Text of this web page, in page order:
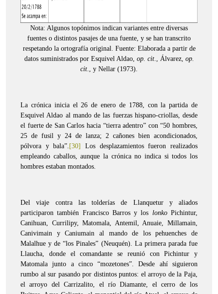
Nota: Algunos topónimos indican variantes entre diversas
fuentes o distintos pasajes de una fuente, y se han transcrito
respetando la ortografía original. Fuente: Elaborada a partir de
datos suministrados por Esquivel Aldao, op. cit., Álvarez, op.
cit., y Nellar (1973).
La crónica inicia el 26 de enero de 1788, con la partida de
Esquivel Aldao al mando de las fuerzas hispano-criollas, desde
el fuerte de San Carlos hacia “tierra adentro” con “50 hombres,
25 de fusil y 24 de lanza; 2 cañones bien acondicionados,
pólvora y bala”. [30]
Los desplazamientos fueron realizados
empleando caballos, aunque la crónica no indica si todos los
hombres estaban montados.
Del viaje contra las tolderías de Llanquetur y aliados
participaron también Francisco Barros y los lonkoPichintur,
Canihuan, Currilipy, Matomala, Antemil, Anuaie, Millamain,
Canivimain y Caniumain al mando de los pehuenches de
Malalhue y de “los Pinales” (Neuquén). La primera parada fue
Llaucha, donde el comandante se reunió con Pichintur y
Matomala junto a cinco “mozetones”. Desde ahí siguieron
rumbo al sur pasando por distintos puntos: el arroyo de la Paja,
el arroyo del Carrizalito, el río Diamante, el cerro de los